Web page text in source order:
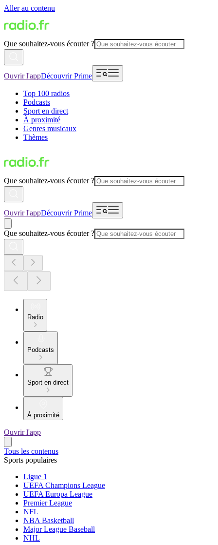
Aller au contenu
Que souhaitez-vous écouter ?
Ouvrir l'appDécouvrir Prime
Top 100 radios
Podcasts
Sport en direct
À proximité
Genres musicaux
Thèmes
Que souhaitez-vous écouter ?
Ouvrir l'appDécouvrir Prime
Que souhaitez-vous écouter ?
Radio
Podcasts
Sport en direct
À proximité
Ouvrir l'app
Tous les contenus
Sports populaires
Ligue 1
UEFA Champions League
UEFA Europa League
Premier League
NFL
NBA Basketball
Major League Baseball
NHL